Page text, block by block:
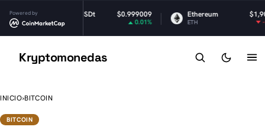
Powered byTether USDt $0.999009
USDT
Ethereum $1,902.86
Kryptomonedas
INICIO›BITCOIN
BITCOIN